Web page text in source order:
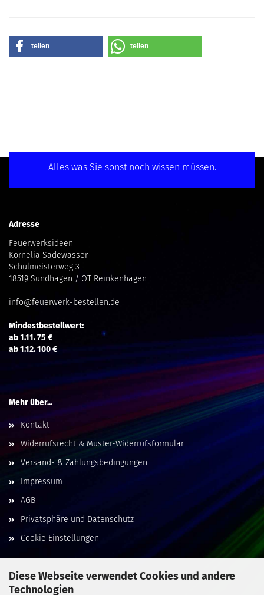
Diese Webseite verwendet Cookies und andere
Technologien
teilen teilen
Alles was Sie sonst noch wissen müssen.
Adresse
Feuerwerksideen
Kornelia Sadewasser
Schulmeisterweg 3
18519 Sundhagen / OT Reinkenhagen
info@feuerwerk-bestellen.de
Mindestbestellwert:
ab 1.11. 75 €
ab 1.12. 100 €
Mehr über...
Kontakt
Widerrufsrecht & Muster-Widerrufsformular
Versand- & Zahlungsbedingungen
Impressum
AGB
Privatsphäre und Datenschutz
Cookie Einstellungen
Social Media